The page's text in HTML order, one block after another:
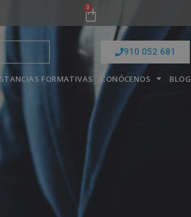
0
910 052 681
FORMATIVAS CONÓCENOS BLOG